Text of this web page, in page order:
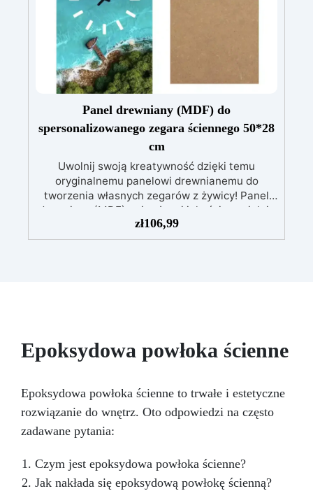
także do wilgotnych, nierównych lub
uszkodzonych powierzchni.
pełnego barwienia – dowolny pigment według
potrzeb.
Odporna na ścieranie i przejezdna
(z poliuretanowym wykończeniem odpornym na
zarysowania).
Szybkie schnięcie – cały cykl
aplikacji w ciągu jednego dnia.
Panel drewniany (MDF) do
spersonalizowanego zegara ściennego 50*28
cm
Uwolnij swoją kreatywność dzięki temu
oryginalnemu panelowi drewnianemu do
tworzenia własnych zegarów z żywicy! Panel
drewniany (MDF) najwyższej jakości specjalnie
zaprojektowany do tworzenia wspaniałych
zegarów z żywicy. Idealnie nadaje się do Pour
kreatywności. Mechanizm zegara NIE jest
dołączony.
zł106,99
Epoksydowa powłoka ścienne
Epoksydowa powłoka ścienne to trwałe i estetyczne
rozwiązanie do wnętrz. Oto odpowiedzi na często
zadawane pytania:
Czym jest epoksydowa powłoka ścienne?
Jak nakłada się epoksydową powłokę ścienną?